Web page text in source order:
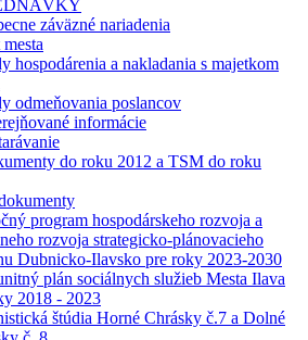
záväzné nariadenia
hospodárenia a nakladania s majetkom
odmeňovania poslancov
informácie
do roku 2012 a TSM do roku
program hospodárskeho rozvoja a
rozvoja strategicko-plánovacieho
Dubnicko-Ilavsko pre roky 2023-2030
plán sociálnych služieb Mesta Ilava
2018 - 2023
štúdia Horné Chrásky č.7 a Dolné